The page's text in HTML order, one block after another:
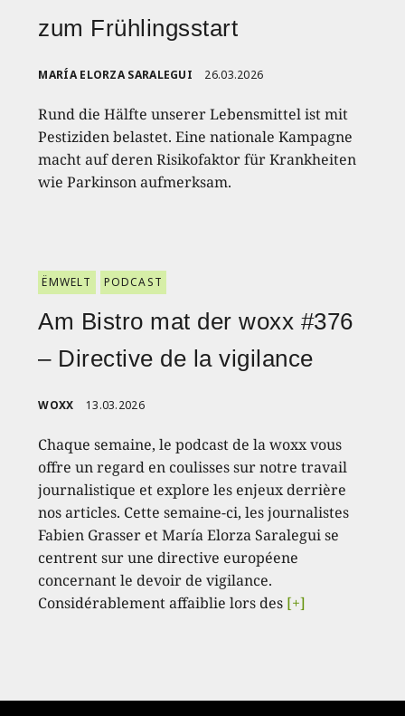
zum Frühlingsstart
MARÍA ELORZA SARALEGUI 26.03.2026
Rund die Hälfte unserer Lebensmittel ist mit
Pestiziden belastet. Eine nationale Kampagne
macht auf deren Risikofaktor für Krankheiten
wie Parkinson aufmerksam.
ËMWELT PODCAST
Am Bistro mat der woxx #376
– Directive de la vigilance
WOXX 13.03.2026
Chaque semaine, le podcast de la woxx vous
offre un regard en coulisses sur notre travail
journalistique et explore les enjeux derrière
nos articles. Cette semaine-ci, les journalistes
Fabien Grasser et María Elorza Saralegui se
centrent sur une directive européene
concernant le devoir de vigilance.
Considérablement affaiblie lors des [+]